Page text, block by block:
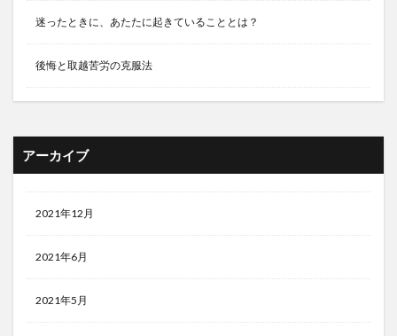
迷ったときに、あたたに起きていることとは？
後悔と取越苦労の克服法
アーカイブ
2021年12月
2021年6月
2021年5月